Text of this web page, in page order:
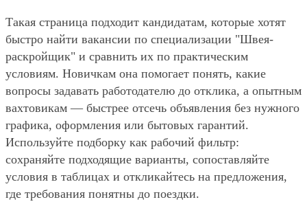
Такая страница подходит кандидатам, которые хотят
быстро найти вакансии по специализации "Швея-
раскройщик" и сравнить их по практическим
условиям. Новичкам она помогает понять, какие
вопросы задавать работодателю до отклика, а опытным
вахтовикам — быстрее отсечь объявления без нужного
графика, оформления или бытовых гарантий.
Используйте подборку как рабочий фильтр:
сохраняйте подходящие варианты, сопоставляйте
условия в таблицах и откликайтесь на предложения,
где требования понятны до поездки.